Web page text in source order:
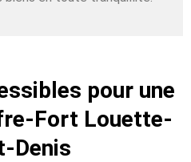
pour une
Fort Louette-
Denis